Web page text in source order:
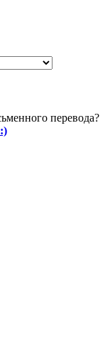
перевода?